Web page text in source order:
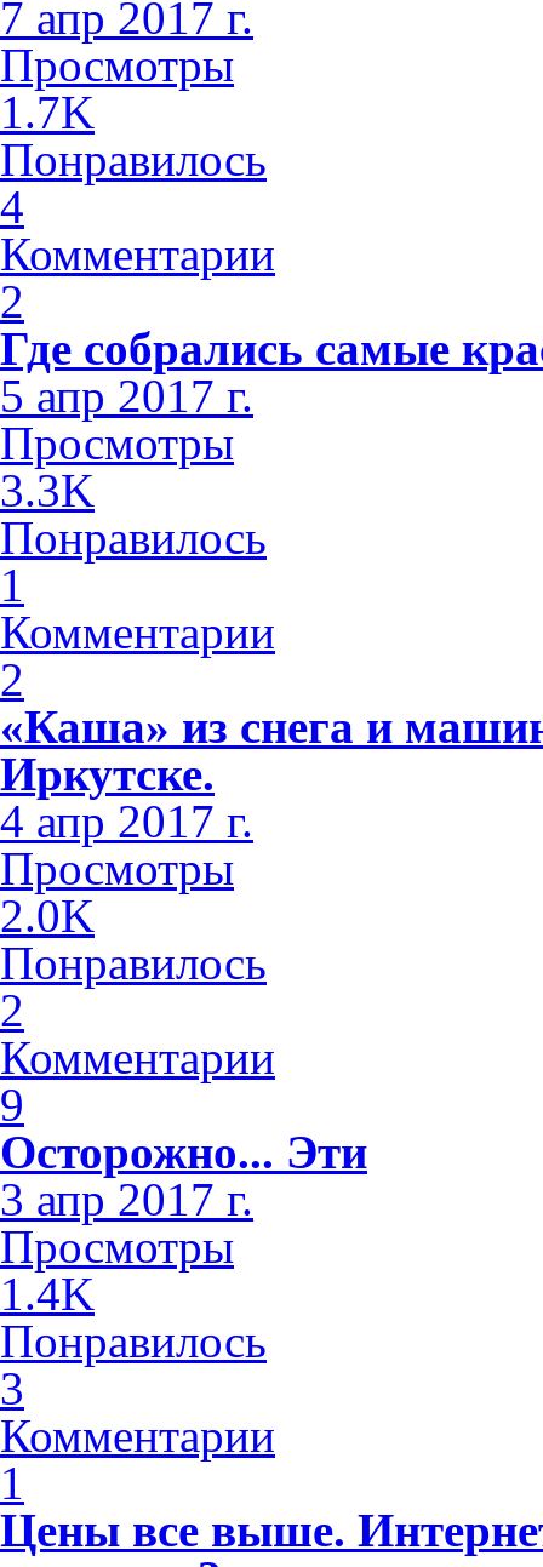
7 апр 2017 г.
Просмотры
1.7K
Понравилось
4
Комментарии
2
Где собрались самые
5 апр 2017 г.
Просмотры
3.3K
Понравилось
1
Комментарии
2
«Каша» из снега и
Иркутске.
4 апр 2017 г.
Просмотры
2.0K
Понравилось
2
Комментарии
9
Осторожно... Эти
3 апр 2017 г.
Просмотры
1.4K
Понравилось
3
Комментарии
1
Цены все выше.